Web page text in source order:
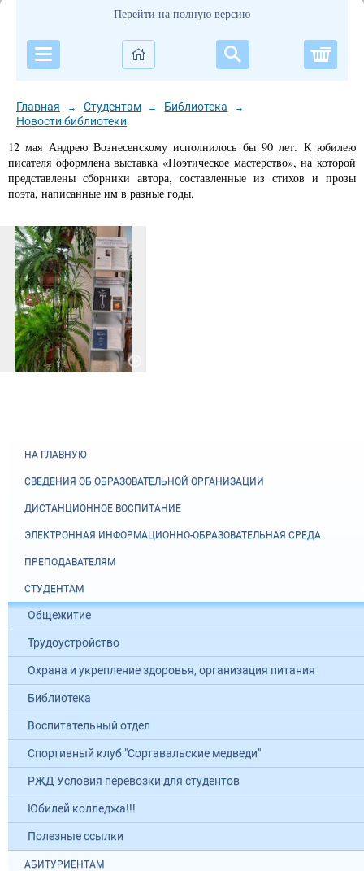
Перейти на полную версию
Главная → Студентам → Библиотека →
Новости библиотеки
12 мая Андрею Вознесенскому исполнилось бы 90 лет. К юбилею
писателя оформлена выставка «Поэтическое мастерство», на которой
представлены сборники автора, составленные из стихов и прозы
поэта, написанные им в разные годы.
НА ГЛАВНУЮ
СВЕДЕНИЯ ОБ ОБРАЗОВАТЕЛЬНОЙ ОРГАНИЗАЦИИ
ДИСТАНЦИОННОЕ ВОСПИТАНИЕ
ЭЛЕКТРОННАЯ ИНФОРМАЦИОННО-ОБРАЗОВАТЕЛЬНАЯ СРЕДА
ПРЕПОДАВАТЕЛЯМ
СТУДЕНТАМ
Общежитие
Трудоустройство
Охрана и укрепление здоровья, организация питания
Библиотека
Воспитательный отдел
Спортивный клуб "Сортавальские медведи"
РЖД Условия перевозки для студентов
Юбилей колледжа!!!
Полезные ссылки
АБИТУРИЕНТАМ